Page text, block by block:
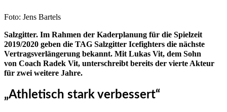
Foto: Jens Bartels
Salzgitter. Im Rahmen der Kaderplanung für die Spielzeit
2019/2020 geben die TAG Salzgitter Icefighters die nächste
Vertragsverlängerung bekannt. Mit Lukas Vit, dem Sohn
von Coach Radek Vit, unterschreibt bereits der vierte Akteur
für zwei weitere Jahre.
„Athletisch stark verbessert“